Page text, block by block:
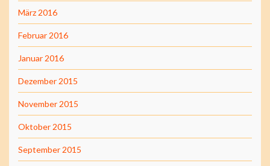
März 2016
Februar 2016
Januar 2016
Dezember 2015
November 2015
Oktober 2015
September 2015